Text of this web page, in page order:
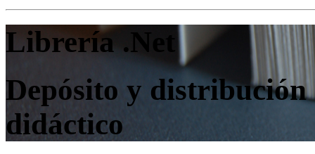
Librería .Net
Depósito y
didáctico